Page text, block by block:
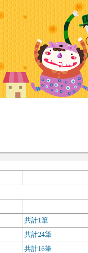
共計1筆
共計24筆
共計16筆